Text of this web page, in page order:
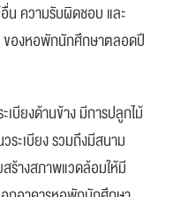
น ความรับผิดชอบ และ
ของหอพักนักศึกษาตลอดปี
เบียงด้านข้าง มีการปลูกไม้
ะเบียง รวมถึงมีสนาม
ร้างสภาพแวดล้อมให้มี